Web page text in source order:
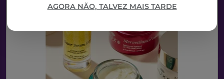
AGORA NÃO, TALVEZ MAIS TARDE